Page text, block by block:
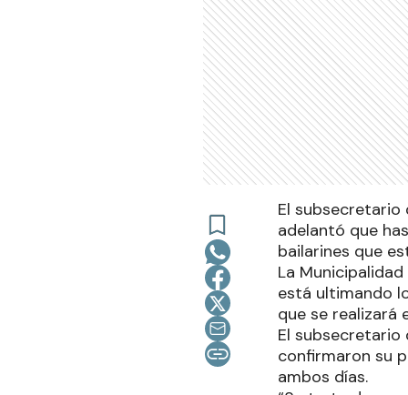
El subsecretario
adelantó que
bailarines que
La
está ultimando
que se realizará
El subsecretario
confirmaron su
ambos días.